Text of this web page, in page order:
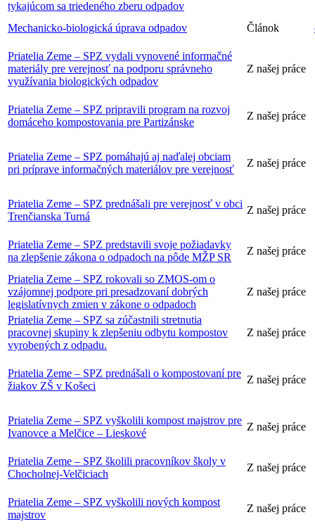
tykajúcom sa triedeného zberu odpadov
Mechanicko-biologická úprava odpadov
Článok
Priatelia Zeme – SPZ vydali vynovené informačné
materiály pre verejnosť na podporu správneho
využívania biologických odpadov
Z našej práce
Priatelia Zeme – SPZ pripravili program na rozvoj
domáceho kompostovania pre Partizánske
Z našej práce
Priatelia Zeme – SPZ pomáhajú aj naďalej obciam
pri príprave informačných materiálov pre verejnosť
Z našej práce
Priatelia Zeme – SPZ prednášali pre verejnosť v obci
Trenčianska Turná
Z našej práce
Priatelia Zeme – SPZ predstavili svoje požiadavky
na zlepšenie zákona o odpadoch na pôde MŽP SR
Z našej práce
Priatelia Zeme – SPZ rokovali so ZMOS-om o
vzájomnej podpore pri presadzovaní dobrých
legislatívnych zmien v zákone o odpadoch
Z našej práce
Priatelia Zeme – SPZ sa zúčastnili stretnutia
pracovnej skupiny k zlepšeniu odbytu kompostov
vyrobených z odpadu.
Z našej práce
Priatelia Zeme – SPZ prednášali o kompostovaní pre
žiakov ZŠ v Košeci
Z našej práce
Priatelia Zeme – SPZ vyškolili kompost majstrov pre
Ivanovce a Melčice – Lieskové
Z našej práce
Priatelia Zeme – SPZ školili pracovníkov školy v
Chocholnej-Velčiciach
Z našej práce
Priatelia Zeme – SPZ vyškolili nových kompost
majstrov
Z našej práce